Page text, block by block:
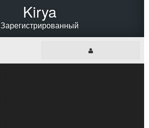
Kirya
Зарегистрированный